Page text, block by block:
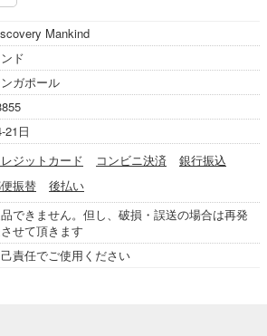
Mankind
ド
ガポール
21日
ジットカード コンビニ決済
銀行振込
振替
後払い
できません。但し、破損・誤送の場合は再発
せて頂きます
責任でご使用ください